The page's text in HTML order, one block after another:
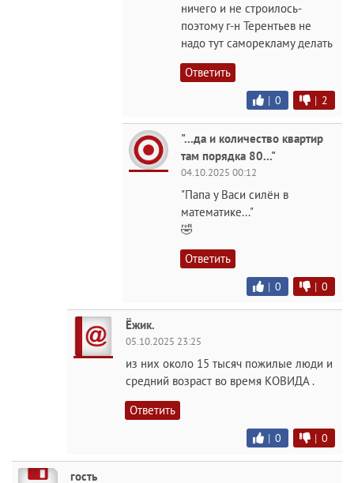
ничего и не строилось-
поэтому г-н Терентьев не
надо тут саморекламу делать
Ответить
| 0 | 2
"...да и количество квартир
там порядка 80..."
04.10.2025 00:12
"Папа у Васи силён в
математике..."
🤣
Ответить
| 0 | 0
Ёжик.
05.10.2025 23:25
из них около 15 тысяч пожилые люди и
средний возраст во время КОВИДА .
Ответить
| 0 | 0
гость